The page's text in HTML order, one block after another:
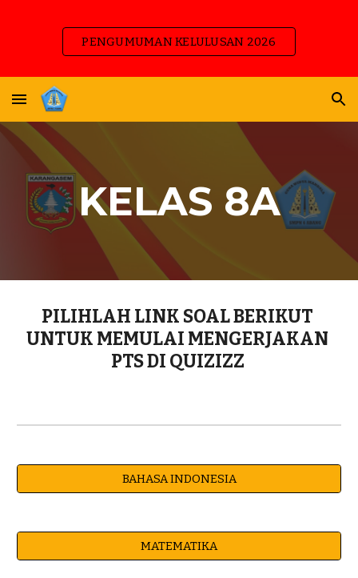
Skip to main content
Skip to navigation
PENGUMUMAN KELULUSAN 2026
KELAS 8A
PILIHLAH LINK SOAL BERIKUT
UNTUK MEMULAI MENGERJAKAN
PTS DI QUIZIZZ
BAHASA INDONESIA
MATEMATIKA